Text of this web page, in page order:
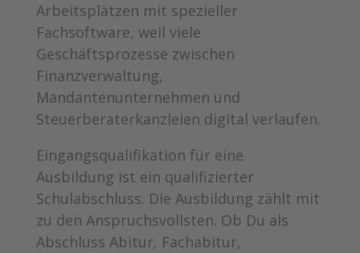
Arbeitsplätzen mit spezieller
Fachsoftware, weil viele
Geschäftsprozesse zwischen
Finanzverwaltung,
Mandantenunternehmen und
Steuerberaterkanzleien digital verlaufen.
Eingangsqualifikation für eine
Ausbildung ist ein qualifizierter
Schulabschluss. Die Ausbildung zählt mit
zu den Anspruchsvollsten. Ob Du als
Abschluss Abitur, Fachabitur,